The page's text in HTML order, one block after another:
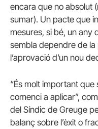
encara que no absolut
sumar). Un pacte que
mesures, si bé, un any
sembla dependre de la
l’aprovació d’un nou
“És molt important que
comenci a aplicar”,
del Síndic de Greuge
balanç sobre l’èxit o